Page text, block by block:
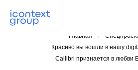
Главная →
Красиво вы вошли в нашу
Callibri признается в любви